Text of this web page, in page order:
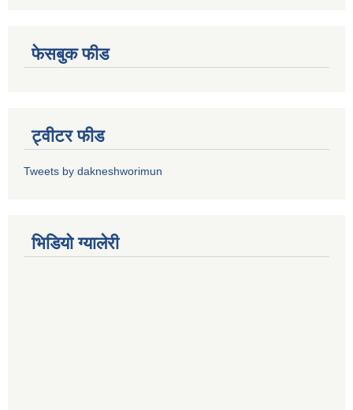
फेसबुक फीड
ट्वीटर फीड
Tweets by dakneshworimun
भिडियाे ग्यालेरी